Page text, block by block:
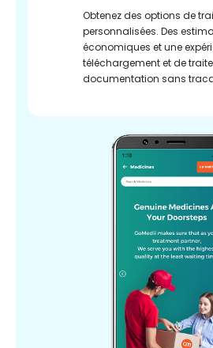
Obtenez des options de
personnalisées. Des
économiques et une
téléchargement et de
documentation sans